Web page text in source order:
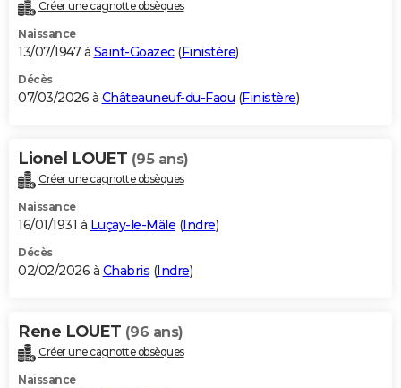
Créer une cagnotte obsèques
Naissance
13/07/1947 à Saint-Goazec(Finistère)
Décès
07/03/2026 à Châteauneuf-du-Faou (Finistère)
Lionel LOUET (95 ans)
Créer une cagnotte obsèques
Naissance
16/01/1931 à Luçay-le-Mâle (Indre)
Décès
02/02/2026 à Chabris (Indre)
Rene LOUET (96 ans)
Créer une cagnotte obsèques
Naissance